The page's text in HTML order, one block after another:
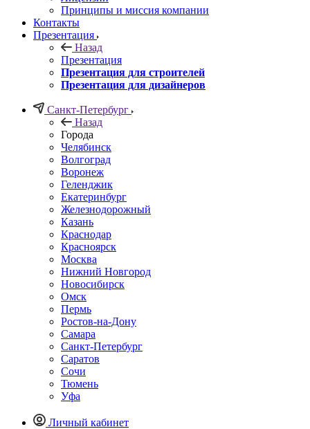
Принципы и миссия компании
Контакты
Презентация
Назад
Презентация
Презентация для строителей
Презентация для дизайнеров
Санкт-Петербург
Назад
Города
Челябинск
Волгоград
Воронеж
Геленджик
Екатеринбург
Железнодорожный
Казань
Краснодар
Красноярск
Москва
Нижний Новгород
Новосибирск
Омск
Пермь
Ростов-на-Дону
Самара
Санкт-Петербург
Саратов
Сочи
Тюмень
Уфа
Личный кабинет